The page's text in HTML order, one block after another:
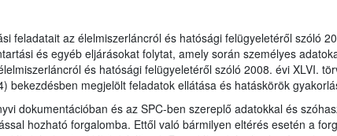
feladatait az élelmiszerláncról és hatósági felügyeletéről szóló
és egyéb eljárásokat folytat, amely során személyes
és hatósági felügyeletéről szóló 2008. évi XLVI.
bekezdésben megjelölt feladatok ellátása és hatáskörök
dokumentációban és az SPC-ben szereplő adatokkal és
hozható forgalomba. Ettől való bármilyen eltérés esetén a